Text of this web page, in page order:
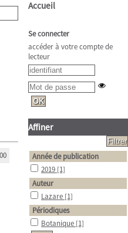
Accueil
Se connecter
accéder à votre compte de
lecteur
Affiner
Année de publication
2019 [1]
Auteur
Lazare [1]
Périodiques
Botanique [1]